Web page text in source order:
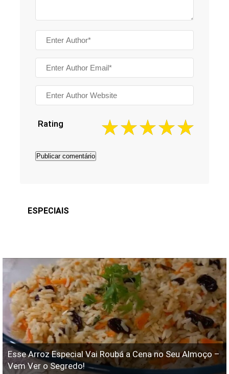
Rating
ESPECIAIS
Esse Arroz Especial Vai Roubá a Cena no Seu Almoço –
Vem Ver o Segredo!